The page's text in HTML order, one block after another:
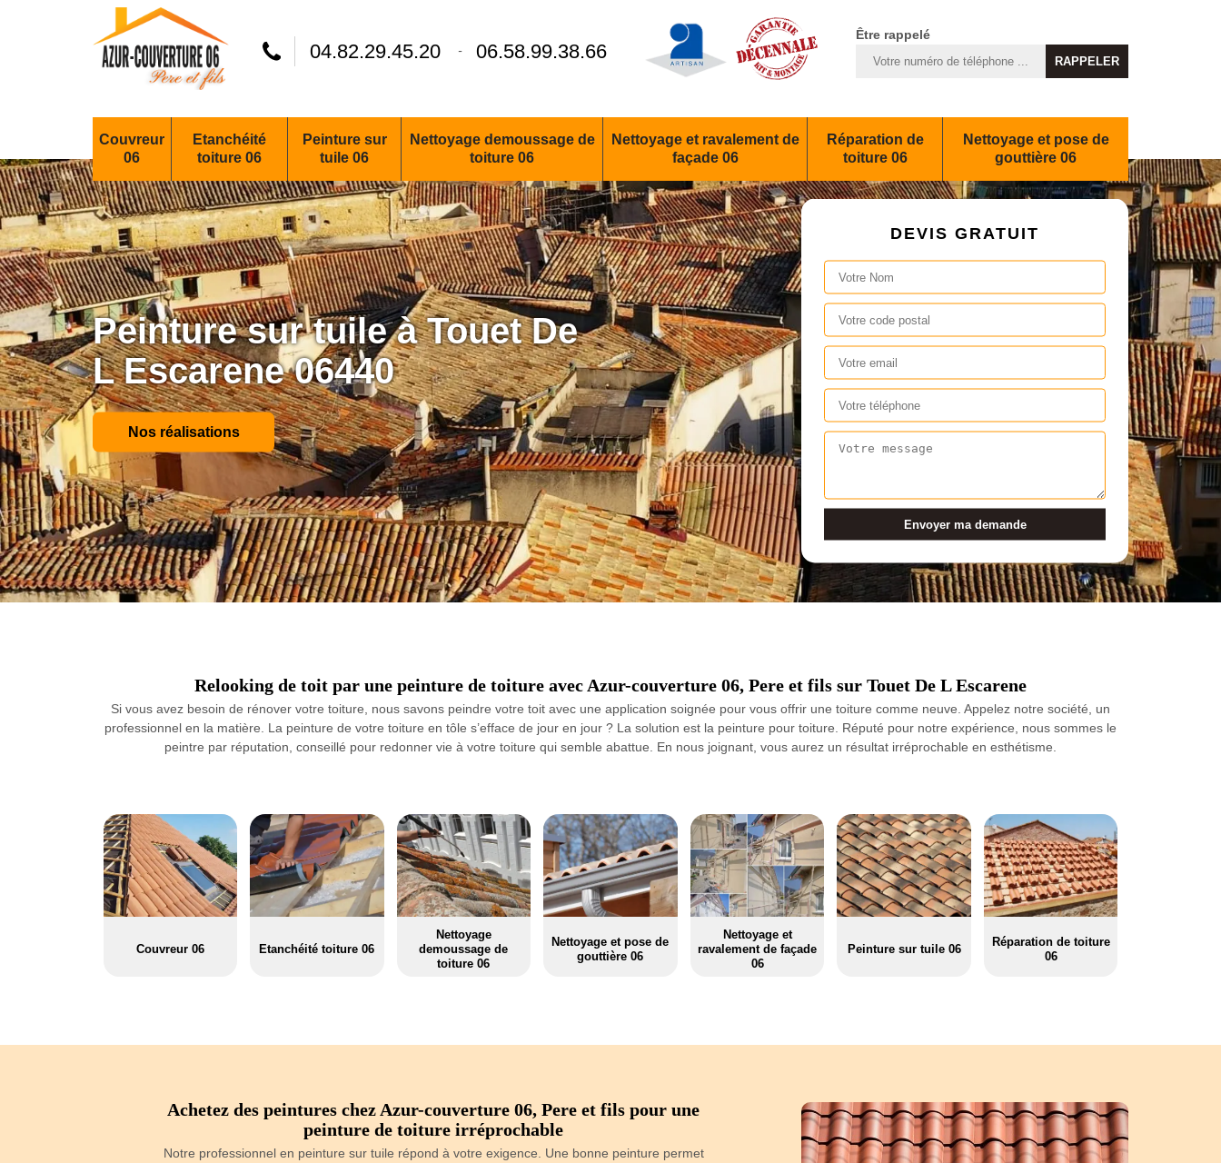
04.82.29.45.20 - 06.58.99.38.66
Être rappelé
Couvreur
06
Etanchéité
toiture 06
Peinture sur
tuile 06
Nettoyage demoussage de
toiture 06
Nettoyage et ravalement de
façade 06
Réparation de
toiture 06
Nettoyage et pose de
gouttière 06
Peinture sur tuile à Touet De
L Escarene 06440
Nos réalisations
DEVIS GRATUIT
Relooking de toit par une peinture de toiture avec Azur-couverture 06, Pere et fils sur Touet De L Escarene
Si vous avez besoin de rénover votre toiture, nous savons peindre votre toit avec une application soignée pour vous offrir une toiture comme neuve. Appelez notre société, un
professionnel en la matière. La peinture de votre toiture en tôle s’efface de jour en jour ? La solution est la peinture pour toiture. Réputé pour notre expérience, nous sommes le
peintre par réputation, conseillé pour redonner vie à votre toiture qui semble abattue. En nous joignant, vous aurez un résultat irréprochable en esthétisme.
Couvreur 06 Etanchéité toiture 06
Nettoyage
demoussage de
toiture 06
Nettoyage et pose de
gouttière 06
Nettoyage et
ravalement de façade
06
Peinture sur tuile 06
Réparation de toiture
06
Achetez des peintures chez Azur-couverture 06, Pere et fils pour une
peinture de toiture irréprochable
Notre professionnel en peinture sur tuile répond à votre exigence. Une bonne peinture permet
Entretien de votre toiture par un professionnel en peinture
La toiture d’un bâtiment protège votre maison de tout climat. Elle nécessite alors des
particuliers, ainsi que d’un entretien et un nettoyage régulier. À cause de la